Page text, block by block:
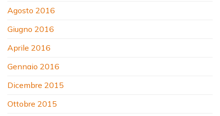
Agosto 2016
Giugno 2016
Aprile 2016
Gennaio 2016
Dicembre 2015
Ottobre 2015